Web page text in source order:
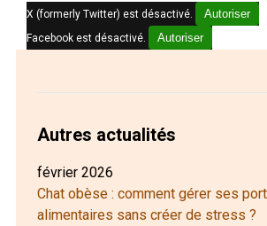
X (formerly Twitter) est désactivé. Autoriser
Facebook est désactivé. Autoriser
Autres actualités
février 2026
Chat obèse : comment gérer ses
alimentaires sans créer de stress ?